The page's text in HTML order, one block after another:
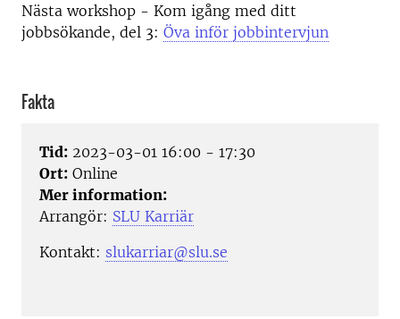
Nästa workshop - Kom igång med ditt
jobbsökande, del 3: Öva inför jobbintervjun
Fakta
Tid: 2023-03-01 16:00 - 17:30
Ort: Online
Mer information:
Arrangör: SLU Karriär
Kontakt: slukarriar@slu.se